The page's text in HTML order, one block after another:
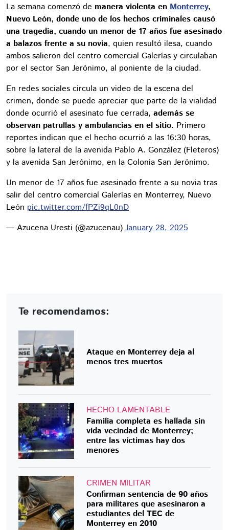
La semana comenzó de manera violenta en Monterrey,
Nuevo León, donde uno de los hechos criminales causó
una tragedia, cuando un menor de 17 años fue asesinado
a balazos frente a su novia, quien resultó ilesa, cuando
ambos salieron del centro comercial Galerías y circulaban
por el sector San Jerónimo, al poniente de la ciudad.
En redes sociales circula un video de la escena del
crimen, donde se puede apreciar que parte de la vialidad
donde ocurrió el asesinato fue cerrada, además se
observan patrullas y ambulancias en el sitio. Primero
reportes indican que el hecho ocurrió a las 16:30 horas,
sobre la lateral de la avenida Pablo A. González (Fleteros)
y la avenida San Jerónimo, en la Colonia San Jerónimo.
Un menor de 17 años fue asesinado frente a su novia tras
salir del centro comercial Galerías en Monterrey, Nuevo
León pic.twitter.com/fPZi9qL0nD
— Azucena Uresti (@azucenau) January 28, 2025
Te recomendamos:
Ataque en Monterrey deja al
menos tres muertos
HECHO LAMENTABLE
Familia completa es hallada sin
vida vecindad de Monterrey;
entre las víctimas hay dos
menores
CRIMEN MILITAR
Confirman sentencia de 90 años
para militares que asesinaron a
estudiantes del TEC de
Monterrey en 2010